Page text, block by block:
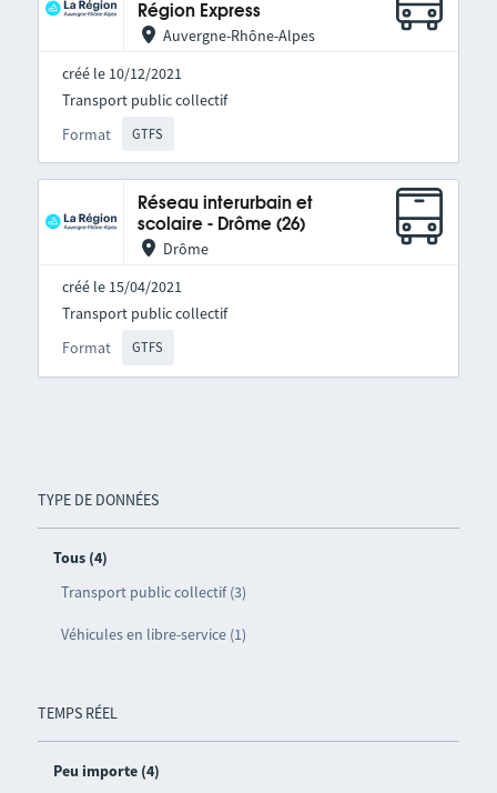
TYPE DE DONNÉES
Tous (4)
Transport public collectif (3)
Véhicules en libre-service (1)
TEMPS RÉEL
Peu importe (4)
Région Express
Auvergne-Rhône-Alpes
créé le 10/12/2021
Format GTFS
Transport public collectif
Réseau interurbain et
scolaire - Drôme (26)
Drôme
créé le 15/04/2021
Format GTFS
Transport public collectif